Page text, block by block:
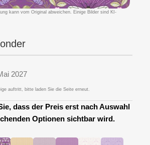
kann vom Original abweichen. Einige Bilder sind KI-
2027
auftritt, bitte laden Sie die Seite erneut.
dass der Preis erst nach Auswahl
Optionen sichtbar wird.